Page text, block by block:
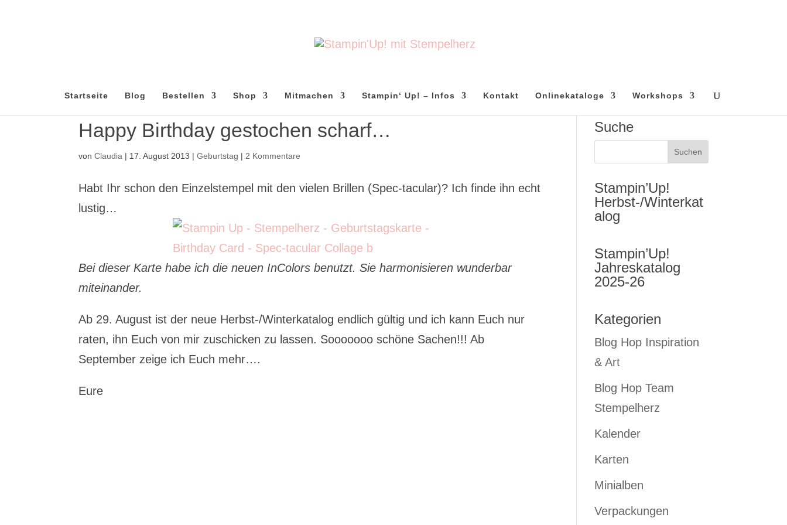
Startseite Blog Bestellen Shop Mitmachen Stampin‘ Up! – Infos Kontakt Onlinekataloge Workshops
Happy Birthday gestochen scharf…
vonClaudia | 17. August 2013 |Geburtstag | 2 Kommentare
Habt Ihr schon den Einzelstempel mit den vielen Brillen (Spec-tacular)? Ich finde ihn echt
lustig…
Bei dieser Karte habe ich die neuen InColors benutzt. Sie harmonisieren wunderbar
miteinander.
Ab 29. August ist der neue Herbst-/Winterkatalog endlich gültig und ich kann Euch nur
raten, ihn Euch von mir zuschicken zu lassen. Sooooooo schöne Sachen!!! Ab
September zeige ich Euch mehr….
Eure
Suche
Stampin’Up!
Herbst-/Winterkat
alog
Stampin’Up!
Jahreskatalog
2025-26
Kategorien
Blog Hop Inspiration
& Art
Blog Hop Team
Stempelherz
Kalender
Karten
Minialben
Verpackungen